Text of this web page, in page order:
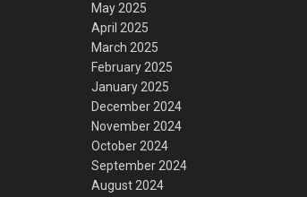
May 2025
April 2025
March 2025
February 2025
January 2025
December 2024
November 2024
October 2024
September 2024
August 2024